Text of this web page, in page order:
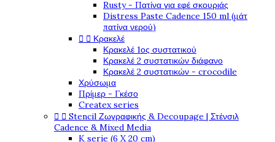
Rusty - Πατίνα για εφέ σκουριάς
Distress Paste Cadence 150 ml (μάτ
πατίνα νερού)
  Κρακελέ
Κρακελέ 1ος συστατικού
Κρακελέ 2 συστατικών διάφανο
Κρακελέ 2 συστατικών - crocodile
Χρύσωμα
Πρίμερ - Γκέσο
Createx series
  Stencil Ζωγραφικής & Decoupage | Στένσιλ
Cadence & Mixed Media
K serie (6 X 20 cm)